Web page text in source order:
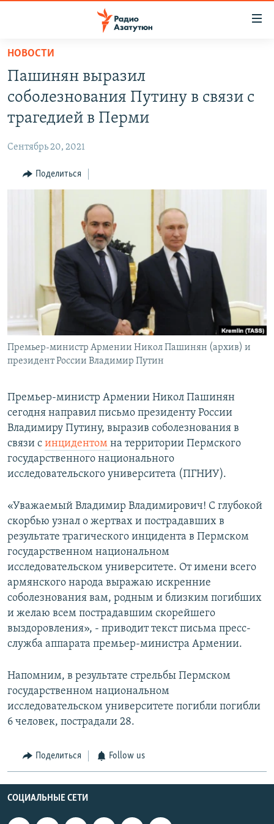
Перейти
основному
содержанию
основной
навигации
Перейти
НОВОСТИ
ЭКОНОМИКА
РЕГИОН
Հայերեն
English
Русский
НОВОСТИ
Пашинян выразил
соболезнования Путину в связи с
трагедией в Перми
Сентябрь 20, 2021
Поделиться
Премьер-министр Армении Никол Пашинян (архив) и
президент России Владимир Путин
Премьер-министр Армении Никол Пашинян
сегодня направил письмо президенту России
Владимиру Путину, выразив соболезнования в
связи с инцидентом на территории Пермского
государственного национального
исследовательского университета (ПГНИУ).
«Уважаемый Владимир Владимирович! С глубокой
скорбью узнал о жертвах и пострадавших в
результате трагического инцидента в Пермском
государственном национальном
исследовательском университете. От имени всего
армянского народа выражаю искренние
соболезнования вам, родным и близким погибших
и желаю всем пострадавшим скорейшего
выздоровления», - приводит текст письма пресс-
служба аппарата премьер-министра Армении.
Напомним, в результате стрельбы Пермском
государственном национальном
исследовательском университете погибли погибли
6 человек, пострадали 28.
Поделиться Follow us
СОЦИАЛЬНЫЕ СЕТИ